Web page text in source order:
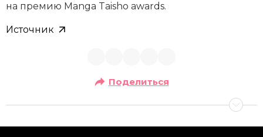
на премию Manga Taisho awards.
Источник
Поделиться